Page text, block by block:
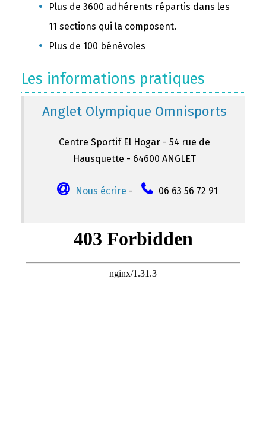
Plus de 3600 adhérents répartis dans les
11 sections qui la composent.
Plus de 100 bénévoles
Les informations pratiques
Anglet Olympique Omnisports
Centre Sportif El Hogar - 54 rue de
Hausquette - 64600 ANGLET
Nous écrire - 06 63 56 72 91